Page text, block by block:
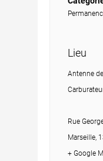
Lieu
Antenne
Rue
Marseille,
+ Google